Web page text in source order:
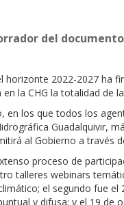
del
horizonte 2022-2027
la CHG la totalidad
en los que todos los
Guadalquivir,
al Gobierno a través
proceso de
talleres webinars
el segundo fue
y difusa; y el 19